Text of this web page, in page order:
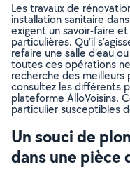
Les travaux de
installation sanitaire
exigent un savoir-faire
particulières. Qu’il
refaire une salle d’eau
toutes ces opérations
recherche des meilleurs
consultez les différents
plateforme AlloVoisins.
particulier susceptibles
Un souci de
dans une pièce